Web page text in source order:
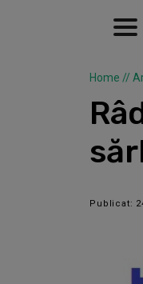
Home //
Publicat: